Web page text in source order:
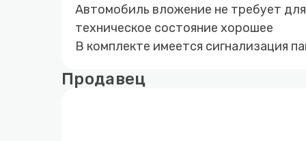
Автомобиль вложение не требует
техническое состояние хорошее
В комплекте имеется сигнализация
Продавец